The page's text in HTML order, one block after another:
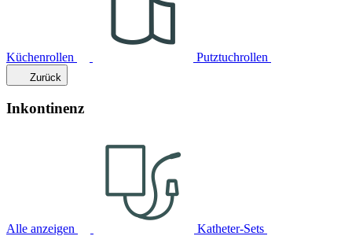
Küchenrollen Putztuchrollen
Zurück
Inkontinenz
Alle anzeigen Katheter-Sets